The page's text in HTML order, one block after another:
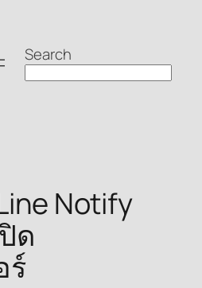
Search
Notify
ด
ร์